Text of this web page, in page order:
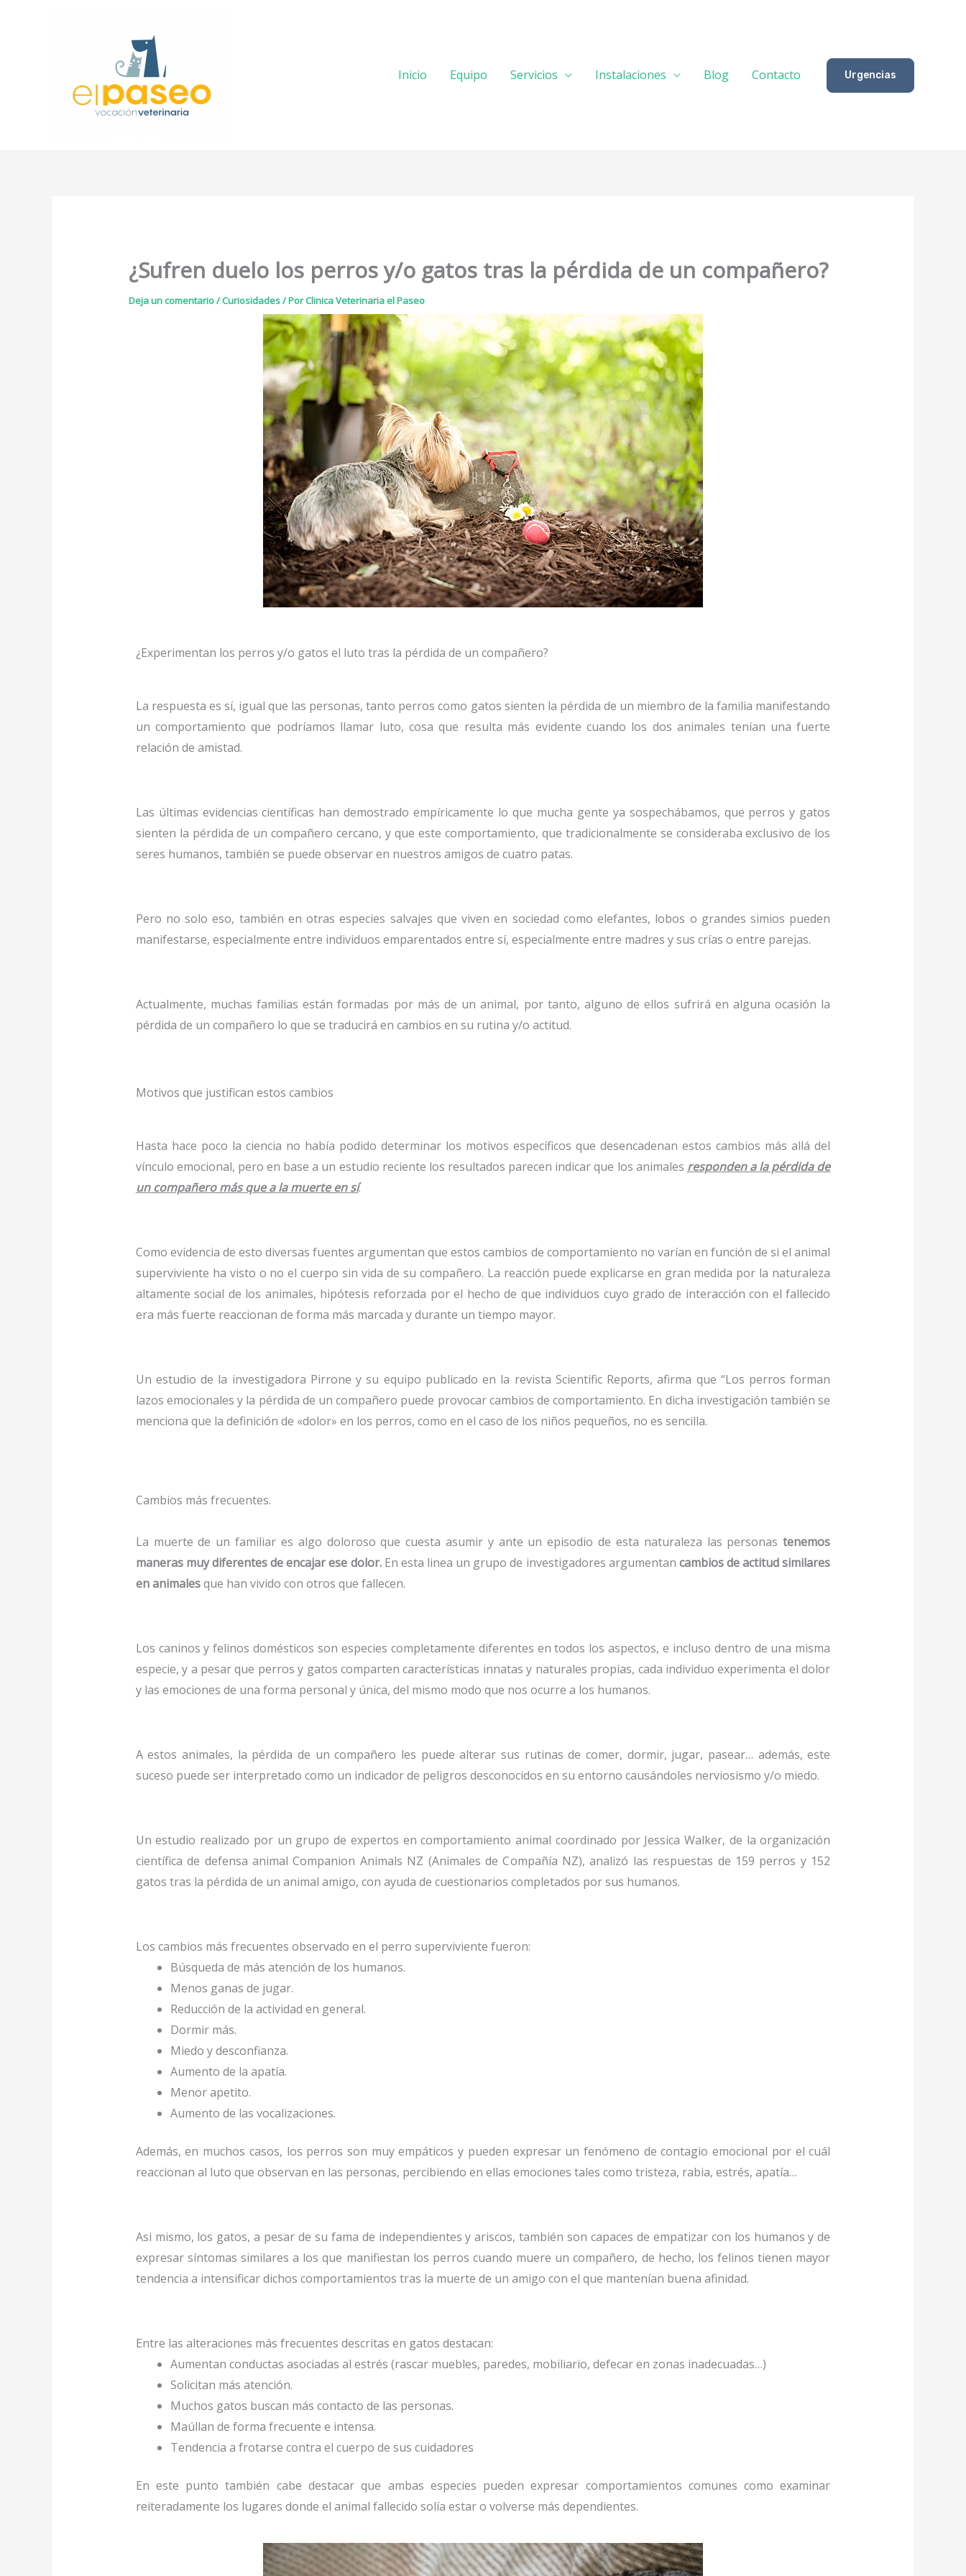
Inicio
Equipo Servicios Instalaciones Blog Contacto Urgencias
¿Sufren duelo los perros y/o gatos tras la pérdida de un compañero?
Deja un comentario/Curiosidades/ PorClinica Veterinaria el Paseo
¿Experimentan los perros y/o gatos el luto tras la pérdida de un compañero?
La respuesta es sí, igual que las personas, tanto perros como gatos sienten la pérdida de un miembro de la familia manifestando
un comportamiento que podríamos llamar luto, cosa que resulta más evidente cuando los dos animales tenían una fuerte
relación de amistad.
Las últimas evidencias científicas han demostrado empíricamente lo que mucha gente ya sospechábamos, que perros y gatos
sienten la pérdida de un compañero cercano, y que este comportamiento, que tradicionalmente se consideraba exclusivo de los
seres humanos, también se puede observar en nuestros amigos de cuatro patas.
Pero no solo eso, también en otras especies salvajes que viven en sociedad como elefantes, lobos o grandes simios pueden
manifestarse, especialmente entre individuos emparentados entre sí, especialmente entre madres y sus crías o entre parejas.
Actualmente, muchas familias están formadas por más de un animal, por tanto, alguno de ellos sufrirá en alguna ocasión la
pérdida de un compañero lo que se traducirá en cambios en su rutina y/o actitud.
Motivos que justifican estos cambios
Hasta hace poco la ciencia no había podido determinar los motivos específicos que desencadenan estos cambios más allá del
vínculo emocional, pero en base a un estudio reciente los resultados parecen indicar que los animales responden a la pérdida de
un compañero más que a la muerte en sí.
Como evidencia de esto diversas fuentes argumentan que estos cambios de comportamiento no varían en función de si el animal
superviviente ha visto o no el cuerpo sin vida de su compañero. La reacción puede explicarse en gran medida por la naturaleza
altamente social de los animales, hipótesis reforzada por el hecho de que individuos cuyo grado de interacción con el fallecido
era más fuerte reaccionan de forma más marcada y durante un tiempo mayor.
Un estudio de la investigadora Pirrone y su equipo publicado en la revista Scientific Reports, afirma que “Los perros forman
lazos emocionales y la pérdida de un compañero puede provocar cambios de comportamiento. En dicha investigación también se
menciona que la definición de «dolor» en los perros, como en el caso de los niños pequeños, no es sencilla.
Cambios más frecuentes.
La muerte de un familiar es algo doloroso que cuesta asumir y ante un episodio de esta naturaleza las personastenemos
maneras muy diferentes de encajar ese dolor. En esta linea un grupo de investigadores argumentan cambios de actitud similares
en animalesque han vivido con otros que fallecen.
Los caninos y felinos domésticos son especies completamente diferentes en todos los aspectos, e incluso dentro de una misma
especie, y a pesar que perros y gatos comparten características innatas y naturales propias, cada individuo experimenta el dolor
y las emociones de una forma personal y única, del mismo modo que nos ocurre a los humanos.
A estos animales, la pérdida de un compañero les puede alterar sus rutinas de comer, dormir, jugar, pasear… además, este
suceso puede ser interpretado como un indicador de peligros desconocidos en su entorno causándoles nerviosismo y/o miedo.
Un estudio realizado por un grupo de expertos en comportamiento animal coordinado por Jessica Walker, de la organización
científica de defensa animal Companion Animals NZ (Animales de Compañía NZ), analizó las respuestas de 159 perros y 152
gatos tras la pérdida de un animal amigo, con ayuda de cuestionarios completados por sus humanos.
Los cambios más frecuentes observado en el perro superviviente fueron:
Búsqueda de más atención de los humanos.
Menos ganas de jugar.
Reducción de la actividad en general.
Dormir más.
Miedo y desconfianza.
Aumento de la apatía.
Menor apetito.
Aumento de las vocalizaciones.
Además, en muchos casos, los perros son muy empáticos y pueden expresar un fenómeno de contagio emocional por el cuál
reaccionan al luto que observan en las personas, percibiendo en ellas emociones tales como tristeza, rabia, estrés, apatía…
Asi mismo, los gatos, a pesar de su fama de independientes y ariscos, también son capaces de empatizar con los humanos y de
expresar síntomas similares a los que manifiestan los perros cuando muere un compañero, de hecho, los felinos tienen mayor
tendencia a intensificar dichos comportamientos tras la muerte de un amigo con el que mantenían buena afinidad.
Entre las alteraciones más frecuentes descritas en gatos destacan:
Aumentan conductas asociadas al estrés (rascar muebles, paredes, mobiliario, defecar en zonas inadecuadas…)
Solicitan más atención.
Muchos gatos buscan más contacto de las personas.
Maúllan de forma frecuente e intensa.
Tendencia a frotarse contra el cuerpo de sus cuidadores
En este punto también cabe destacar que ambas especies pueden expresar comportamientos comunes como examinar
reiteradamente los lugares donde el animal fallecido solía estar o volverse más dependientes.